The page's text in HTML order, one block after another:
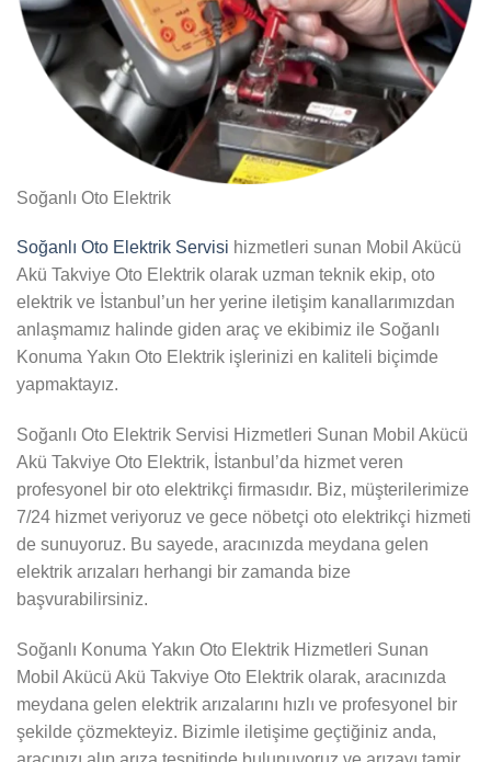
Soğanlı Oto Elektrik
Soğanlı Oto Elektrik Servisi hizmetleri sunan Mobil Akücü
Akü Takviye Oto Elektrik olarak uzman teknik ekip, oto
elektrik ve İstanbul’un her yerine iletişim kanallarımızdan
anlaşmamız halinde giden araç ve ekibimiz ile Soğanlı
Konuma Yakın Oto Elektrik işlerinizi en kaliteli biçimde
yapmaktayız.
Soğanlı Oto Elektrik Servisi Hizmetleri Sunan Mobil Akücü
Akü Takviye Oto Elektrik, İstanbul’da hizmet veren
profesyonel bir oto elektrikçi firmasıdır. Biz, müşterilerimize
7/24 hizmet veriyoruz ve gece nöbetçi oto elektrikçi hizmeti
de sunuyoruz. Bu sayede, aracınızda meydana gelen
elektrik arızaları herhangi bir zamanda bize
başvurabilirsiniz.
Soğanlı Konuma Yakın Oto Elektrik Hizmetleri Sunan
Mobil Akücü Akü Takviye Oto Elektrik olarak, aracınızda
meydana gelen elektrik arızalarını hızlı ve profesyonel bir
şekilde çözmekteyiz. Bizimle iletişime geçtiğiniz anda,